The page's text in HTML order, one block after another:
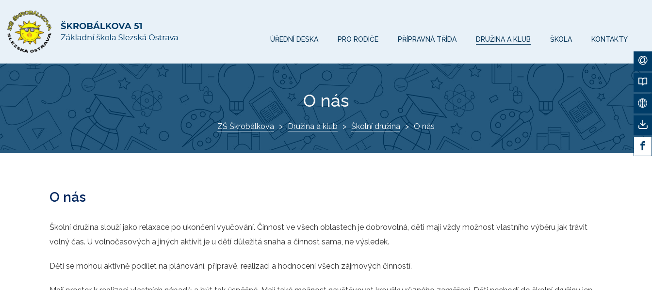
ÚŘEDNÍ DESKA PRO RODIČE PŘÍPRAVNÁ TŘÍDA DRUŽINA A KLUB ŠKOLA KONTAKTY
O nás
ZŠ Škrobálkova Družina a klub Školní družina O nás
O nás
Školní družina slouží jako relaxace po ukončení vyučování. Činnost ve všech oblastech je dobrovolná, děti mají vždy možnost vlastního výběru jak trávit
volný čas. U volnočasových a jiných aktivit je u dětí důležitá snaha a činnost sama, ne výsledek.
Děti se mohou aktivně podílet na plánování, přípravě, realizaci a hodnocení všech zájmových činností.